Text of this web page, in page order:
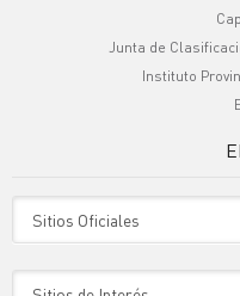
Junta de
Instituto